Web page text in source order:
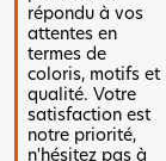
répondu à vos
attentes en
termes de
coloris, motifs et
qualité. Votre
satisfaction est
notre priorité,
n'hésitez pas à